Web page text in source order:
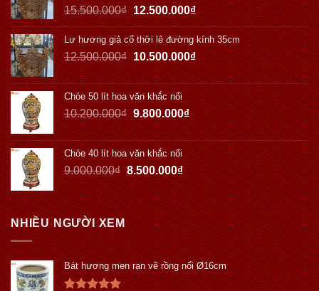
15.500.000₫ 12.500.000₫
Lư hương giả cổ thời lê đường kính 35cm
12.500.000₫ 10.500.000₫
Chóe 50 lít hoa văn khắc nổi
10.200.000₫ 9.800.000₫
Chóe 40 lít hoa văn khắc nổi
9.000.000₫ 8.500.000₫
NHIỀU NGƯỜI XEM
Bát hương men rạn vẽ rồng nổi Ø16cm